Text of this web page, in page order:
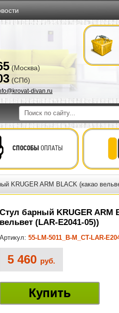
(Москва)
(СПб)
divan.ru
СПОСОБЫ ОПЛАТЫ
KRUGER ARM BLACK (какао
Стул барный KRUGER ARM
вельвет (LAR-E2041-05))
Артикул: 55-LM-5011_B-M_CT-LAR-
5 460 руб.
Купить